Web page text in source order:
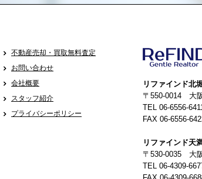
不動産売却・買取無料査定
お問い合わせ
会社概要
スタッフ紹介
プライバシーポリシー
リファインド北
〒550-0014 大
TEL 06-6556-
FAX 06-6556-
リファインド天
〒530-0035 大
TEL 06-4309-